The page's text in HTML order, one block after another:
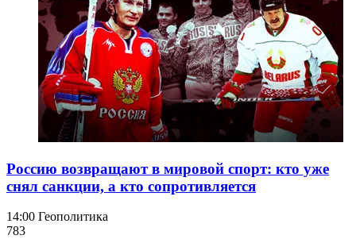
Россию возвращают в мировой спорт: кто уже
снял санкции, а кто сопротивляется
14:00 Геополитика
783